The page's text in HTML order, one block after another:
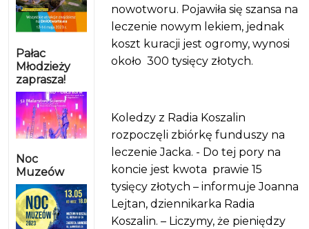
Pałac
Młodzieży
zaprasza!
Noc
Muzeów
nowotworu. Pojawiła się szansa na
leczenie nowym lekiem, jednak
koszt kuracji jest ogromy, wynosi
około 300 tysięcy złotych.
Koledzy z Radia Koszalin
rozpoczęli zbiórkę funduszy na
leczenie Jacka. - Do tej pory na
koncie jest kwota prawie 15
tysięcy złotych – informuje Joanna
Lejtan, dziennikarka Radia
Koszalin. – Liczymy, że pieniędzy